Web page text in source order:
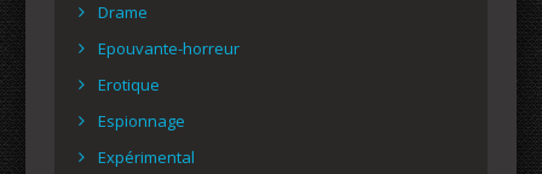
Drame
Epouvante-horreur
Erotique
Espionnage
Expérimental